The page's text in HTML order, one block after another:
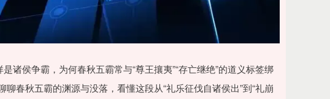
诸侯争霸，为何春秋五霸常与“尊王攘夷”“存亡继绝”的道义标签绑
春秋五霸的渊源与没落，看懂这段从“礼乐征伐自诸侯出”到“礼崩